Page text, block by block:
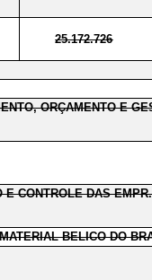
25.172.726
ORÇAMENTO E
E CONTROLE DAS
BELICO DO